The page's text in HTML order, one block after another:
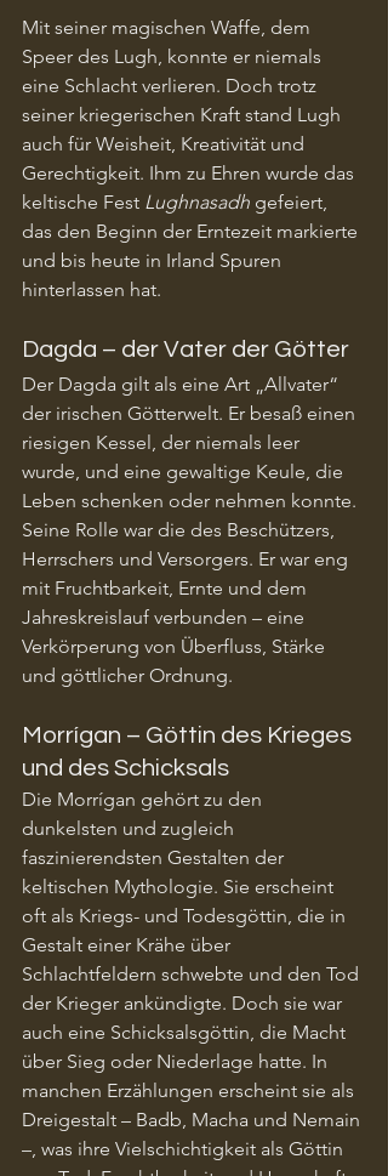
Mit seiner magischen Waffe, dem
Speer des Lugh, konnte er niemals
eine Schlacht verlieren. Doch trotz
seiner kriegerischen Kraft stand Lugh
auch für Weisheit, Kreativität und
Gerechtigkeit. Ihm zu Ehren wurde das
keltische Fest Lughnasadh gefeiert,
das den Beginn der Erntezeit markierte
und bis heute in Irland Spuren
hinterlassen hat.
Dagda – der Vater der Götter
Der Dagda gilt als eine Art „Allvater“
der irischen Götterwelt. Er besaß einen
riesigen Kessel, der niemals leer
wurde, und eine gewaltige Keule, die
Leben schenken oder nehmen konnte.
Seine Rolle war die des Beschützers,
Herrschers und Versorgers. Er war eng
mit Fruchtbarkeit, Ernte und dem
Jahreskreislauf verbunden – eine
Verkörperung von Überfluss, Stärke
und göttlicher Ordnung.
Morrígan – Göttin des Krieges
und des Schicksals
Die Morrígan gehört zu den
dunkelsten und zugleich
faszinierendsten Gestalten der
keltischen Mythologie. Sie erscheint
oft als Kriegs- und Todesgöttin, die in
Gestalt einer Krähe über
Schlachtfeldern schwebte und den Tod
der Krieger ankündigte. Doch sie war
auch eine Schicksalsgöttin, die Macht
über Sieg oder Niederlage hatte. In
manchen Erzählungen erscheint sie als
Dreigestalt – Badb, Macha und Nemain
–, was ihre Vielschichtigkeit als Göttin